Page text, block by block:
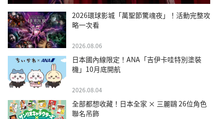
2026環球影城「萬聖節驚魂夜」！活動完整攻
略一次看
2026.08.06
日本國內線限定！ANA「吉伊卡哇特別塗裝
機」10月底開航
2026.08.04
全部都想收藏！日本全家 × 三麗鷗 26位角色
聯名吊飾